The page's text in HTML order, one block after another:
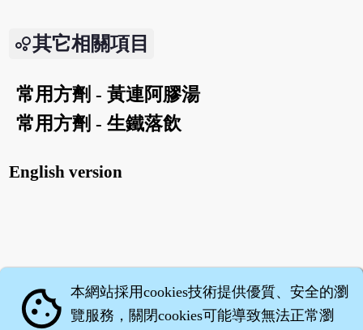
其它相關項目
常用方劑 - 黃連阿膠湯
常用方劑 - 生鐵落飲
English version
cookie 本網站採用cookies技術提供優質、安全的瀏
覽服務，關閉cookies可能導致無法正常瀏